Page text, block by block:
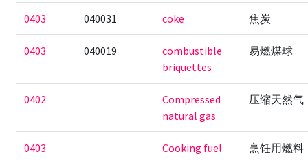
0403 040031 coke 焦炭
0403 040019
combustible
briquettes
易燃煤球
0402
Compressed
natural gas
压缩天然气
0403 Cooking fuel 烹饪用燃料